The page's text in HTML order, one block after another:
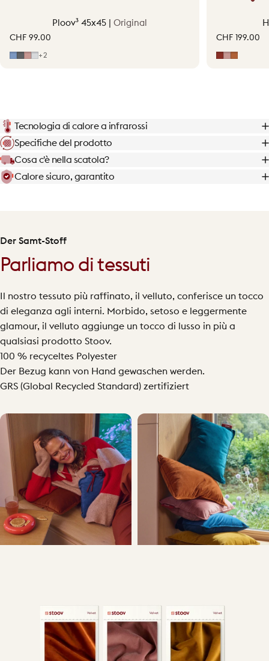
Ploov³ 45x45 | Original
CHF 99.00
Mid Blue
GreyHellrosa
Light Grey
+2
CHF 199.00
Tecnologia di calore a infrarossi
Specifiche del prodotto
Cosa c'è nella scatola?
Calore sicuro, garantito
Der Samt-Stoff
Parliamo di tessuti
Il nostro tessuto più raffinato, il velluto, conferisce un tocco
di eleganza agli interni. Morbido, setoso e leggermente
glamour, il velluto aggiunge un tocco di lusso in più a
qualsiasi prodotto Stoov.
100 % recyceltes Polyester
Der Bezug kann von Hand gewaschen werden.
GRS (Global Recycled Standard) zertifiziert